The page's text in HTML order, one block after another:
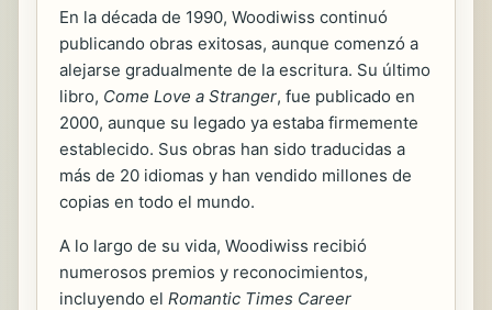
En la década de 1990, Woodiwiss continuó
publicando obras exitosas, aunque comenzó a
alejarse gradualmente de la escritura. Su último
libro, Come Love a Stranger, fue publicado en
2000, aunque su legado ya estaba firmemente
establecido. Sus obras han sido traducidas a
más de 20 idiomas y han vendido millones de
copias en todo el mundo.
A lo largo de su vida, Woodiwiss recibió
numerosos premios y reconocimientos,
incluyendo el Romantic Times Career